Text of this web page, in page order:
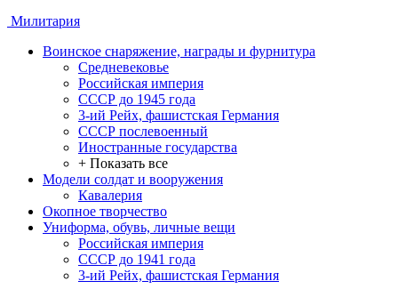
Милитария
Воинское снаряжение, награды и фурнитура
Средневековье
Российская империя
СССР до 1945 года
3-ий Рейх, фашистская Германия
СССР послевоенный
Иностранные государства
+ Показать все
Модели солдат и вооружения
Кавалерия
Окопное творчество
Униформа, обувь, личные вещи
Российская империя
СССР до 1941 года
3-ий Рейх, фашистская Германия